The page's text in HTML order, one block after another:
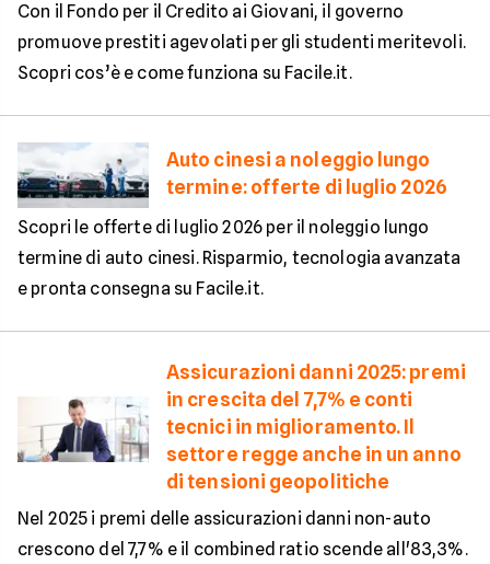
Con il Fondo per il Credito ai Giovani, il governo
promuove prestiti agevolati per gli studenti meritevoli.
Scopri cos’è e come funziona su Facile.it.
Auto cinesi a noleggio lungo
termine: offerte di luglio 2026
Scopri le offerte di luglio 2026 per il noleggio lungo
termine di auto cinesi. Risparmio, tecnologia avanzata
e pronta consegna su Facile.it.
Assicurazioni danni 2025: premi
in crescita del 7,7% e conti
tecnici in miglioramento. Il
settore regge anche in un anno
di tensioni geopolitiche
Nel 2025 i premi delle assicurazioni danni non-auto
crescono del 7,7% e il combined ratio scende all'83,3%.